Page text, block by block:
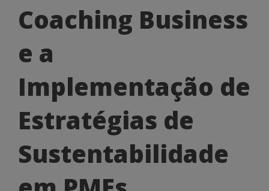
Coaching
Business
e
a
Implementação
de
Estratégias
Coaching Business
e a
Implementação de
Estratégias de
Sustentabilidade